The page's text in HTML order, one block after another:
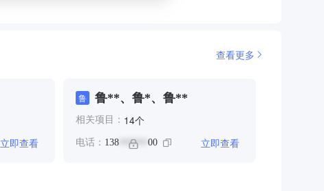
查看更多
立即查看
鲁 鲁**、鲁*、鲁**
相关项目： 14个
电话： 138****** 00 立即查看